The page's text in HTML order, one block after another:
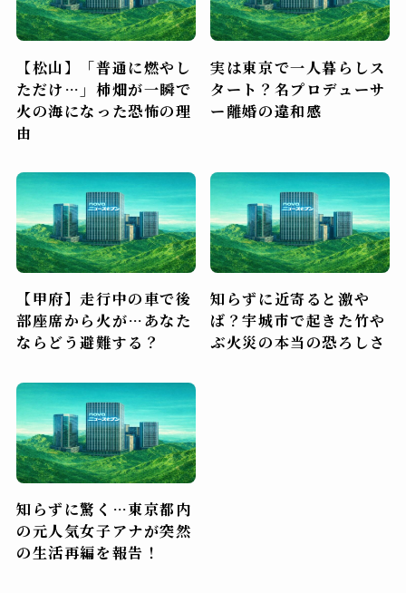
【松山】「普通に燃やし
ただけ…」柿畑が一瞬で
火の海になった恐怖の理
由
実は東京で一人暮らしス
タート？名プロデューサ
ー離婚の違和感
【甲府】走行中の車で後
部座席から火が…あなた
ならどう避難する？
知らずに近寄ると激や
ば？宇城市で起きた竹や
ぶ火災の本当の恐ろしさ
知らずに驚く…東京都内
の元人気女子アナが突然
の生活再編を報告！